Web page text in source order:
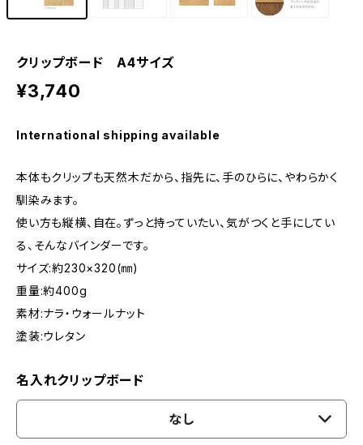
クリップボード A4サイズ
¥3,740
International shipping available
本体もクリップも天然木だから、指先に、手のひらに、やわらかく
馴染みます。
使い方も縦横、自在。ずっと持っていたい、気がつくと手にしてい
る、そんなバインダーです。
サイズ:約230×320(㎜)
重量:約400g
素材:ナラ・ウォールナット
塗装:ウレタン
名入れクリップボード
なし